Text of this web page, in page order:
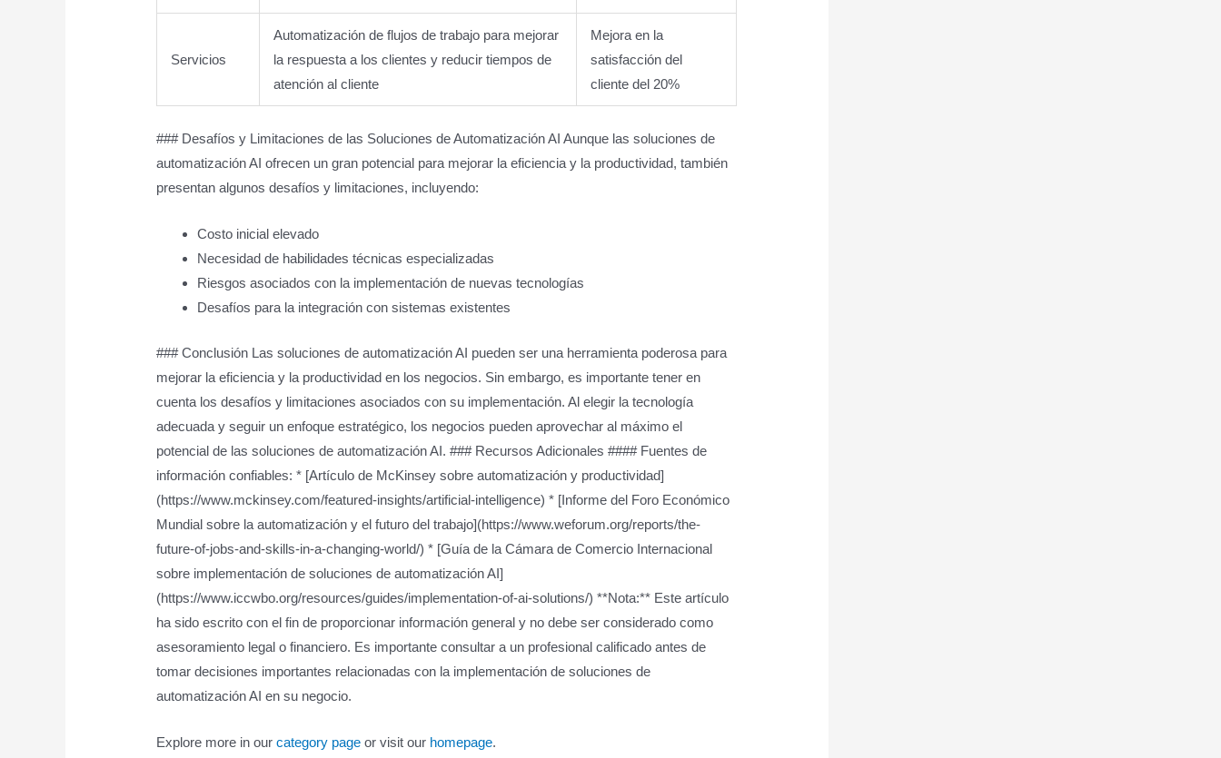
Servicios
Automatización de flujos de trabajo para mejorar
la respuesta a los clientes y reducir tiempos de
atención al cliente
Mejora en la
satisfacción del
cliente del 20%
### Desafíos y Limitaciones de las Soluciones de Automatización AI Aunque las soluciones de
automatización AI ofrecen un gran potencial para mejorar la eficiencia y la productividad, también
presentan algunos desafíos y limitaciones, incluyendo:
Costo inicial elevado
Necesidad de habilidades técnicas especializadas
Riesgos asociados con la implementación de nuevas tecnologías
Desafíos para la integración con sistemas existentes
### Conclusión Las soluciones de automatización AI pueden ser una herramienta poderosa para
mejorar la eficiencia y la productividad en los negocios. Sin embargo, es importante tener en
cuenta los desafíos y limitaciones asociados con su implementación. Al elegir la tecnología
adecuada y seguir un enfoque estratégico, los negocios pueden aprovechar al máximo el
potencial de las soluciones de automatización AI. ### Recursos Adicionales #### Fuentes de
información confiables: * [Artículo de McKinsey sobre automatización y productividad]
(https://www.mckinsey.com/featured-insights/artificial-intelligence) * [Informe del Foro Económico
Mundial sobre la automatización y el futuro del trabajo](https://www.weforum.org/reports/the-
future-of-jobs-and-skills-in-a-changing-world/) * [Guía de la Cámara de Comercio Internacional
sobre implementación de soluciones de automatización AI]
(https://www.iccwbo.org/resources/guides/implementation-of-ai-solutions/) **Nota:** Este artículo
ha sido escrito con el fin de proporcionar información general y no debe ser considerado como
asesoramiento legal o financiero. Es importante consultar a un profesional calificado antes de
tomar decisiones importantes relacionadas con la implementación de soluciones de
automatización AI en su negocio.
Explore more in ourcategory page or visit our homepage.